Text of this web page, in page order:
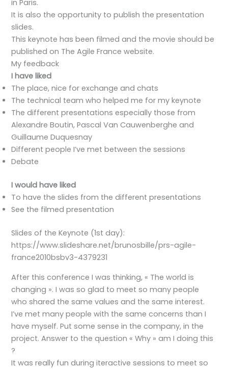
in Paris.
It is also the opportunity to publish the presentation
slides.
This keynote has been filmed and the movie should be
published on The Agile France website.
My feedback
I have liked
The place, nice for exchange and chats
The technical team who helped me for my keynote
The different presentations especially those from
Alexandre Boutin, Pascal Van Cauwenberghe and
Guillaume Duquesnay
Different people I’ve met between the sessions
Debate
I would have liked
To have the slides from the different presentations
See the filmed presentation
Slides of the Keynote (1st day):
https://www.slideshare.net/brunosbille/prs-agile-
france2010bsbv3-4379231
After this conference I was thinking, « The world is
changing ». I was so glad to meet so many people
who shared the same values and the same interest.
I’ve met many people with the same concerns than I
have myself. Put some sense in the company, in the
project. Answer to the question « Why » am I doing this
?
It was really fun during iteractive sessions to meet so